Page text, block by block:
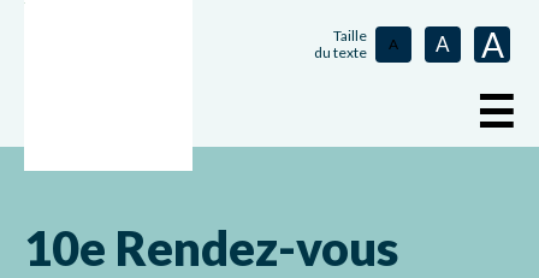
Taille
du texte
A A A
☰
10e Rendez-vous